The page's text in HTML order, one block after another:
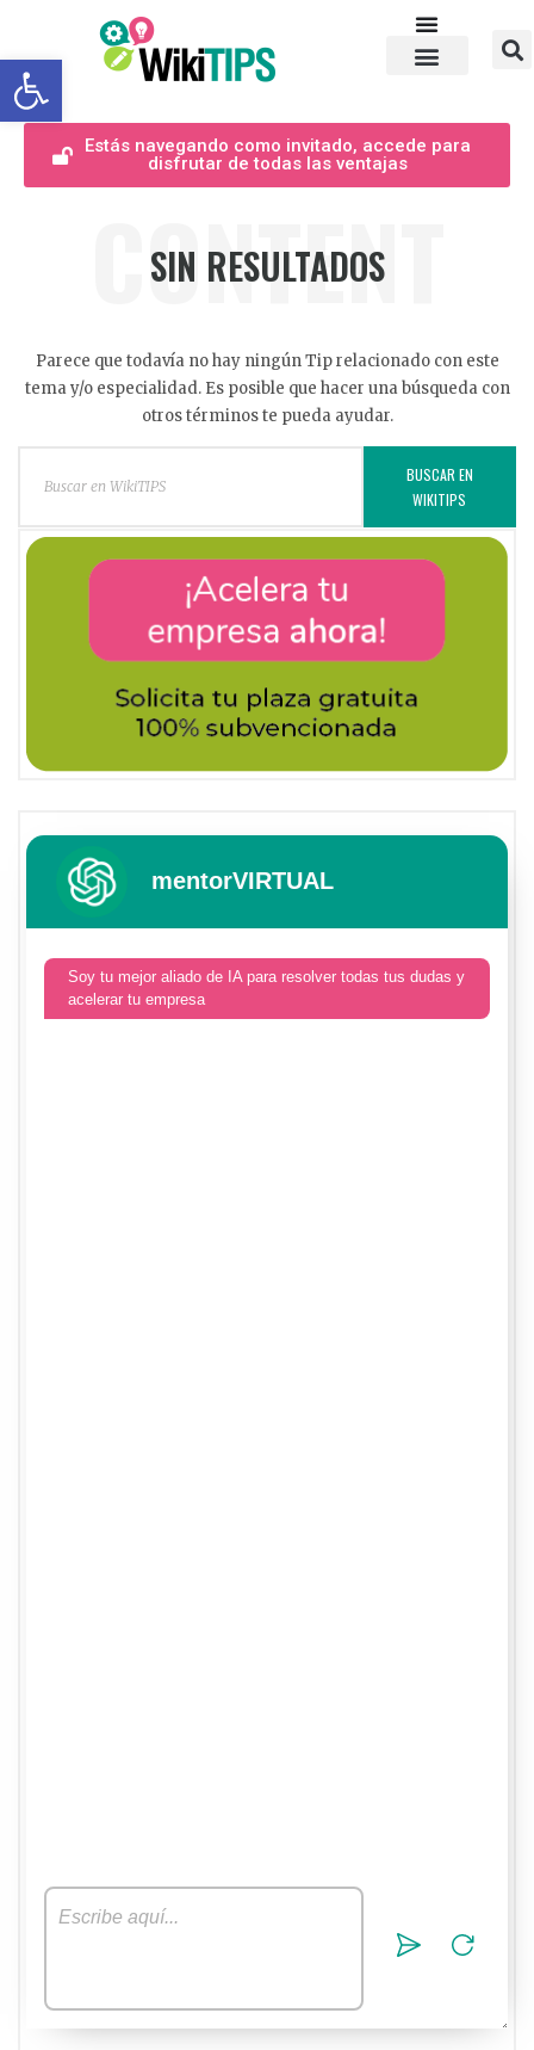
Abrir barra de herramientas
Estás navegando como invitado, accede para
disfrutar de todas las ventajas
CONTENT
SIN RESULTADOS
Parece que todavía no hay ningún Tip relacionado con este
tema y/o especialidad. Es posible que hacer una búsqueda con
otros términos te pueda ayudar.
BUSCAR EN
WIKITIPS
mentorVIRTUAL
Soy tu mejor aliado de IA para resolver todas tus dudas y
acelerar tu empresa